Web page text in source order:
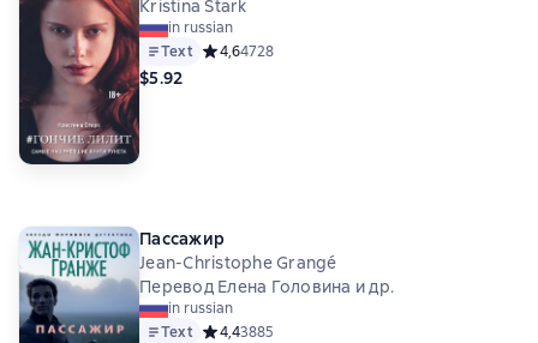
Kristina Stark
in russian
Text Средний рейтинг 4,6 на основе 4728 оценок
4,64728
$5.92
Пассажир
Jean-Christophe Grangé
Перевод Елена Головина и др.
in russian
Text Средний рейтинг 4,4 на основе 3885 оценок
4,43885